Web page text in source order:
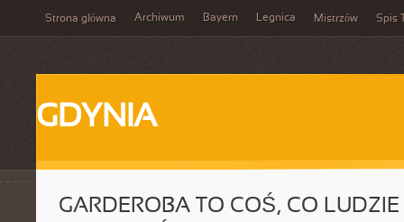
Strona główna Archiwum Bayern Legnica Mistrzów Spis
GDYNIA
GARDEROBA TO COŚ, CO